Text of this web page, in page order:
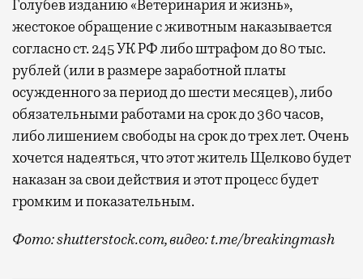
Голубев изданию «Ветеринария и жизнь»,
жестокое обращение с животным наказывается
согласно ст. 245 УК РФ либо штрафом до 80 тыс.
рублей (или в размере заработной платы
осужденного за период до шести месяцев), либо
обязательными работами на срок до 360 часов,
либо лишением свободы на срок до трех лет. Очень
хочется надеяться, что этот житель Щелково будет
наказан за свои действия и этот процесс будет
громким и показательным.
Фото: shutterstock.com, видео: t.me/breakingmash